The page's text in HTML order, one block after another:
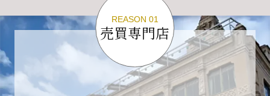
ご不便をおかけいたしますが、何卒ご理解の程
よろしくお願いいたします。
2026-04-17
【臨時休業のお知らせ】
REASON 01
売買専門店